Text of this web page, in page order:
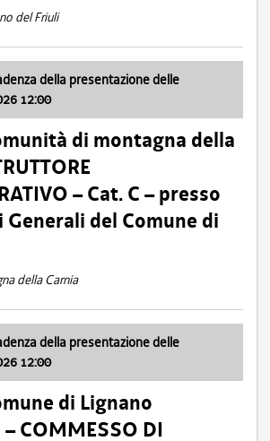
del Friuli
della presentazione delle
12:00
di montagna della
– Cat. C – presso
Generali del Comune di
della Carnia
della presentazione delle
12:00
di Lignano
COMMESSO DI